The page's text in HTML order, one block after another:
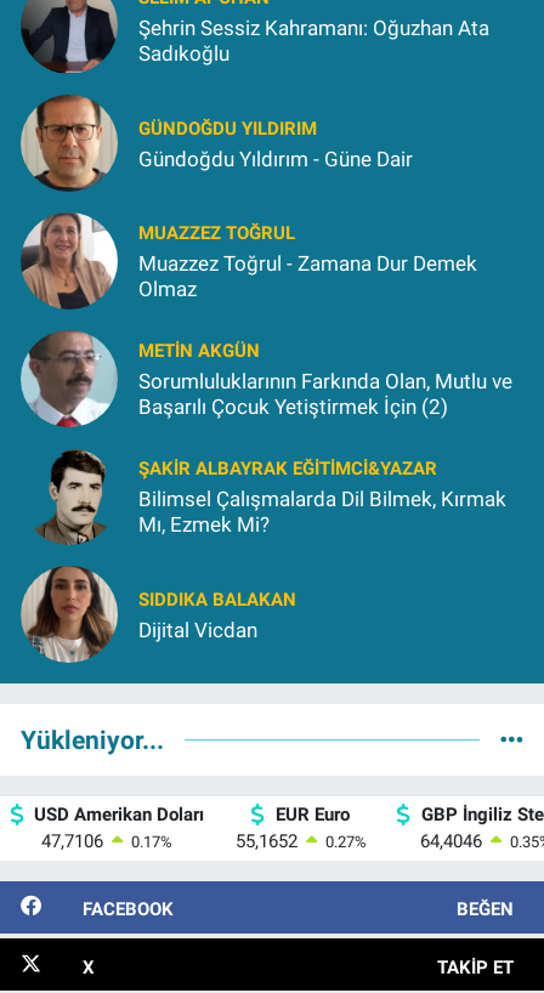
Şehrin Sessiz Kahramanı: Oğuzhan Ata
Sadıkoğlu
GÜNDOĞDU YILDIRIM
Gündoğdu Yıldırım - Güne Dair
MUAZZEZ TOĞRUL
Muazzez Toğrul - Zamana Dur Demek
Olmaz
METIN AKGÜN
Sorumluluklarının Farkında Olan, Mutlu ve
Başarılı Çocuk Yetiştirmek İçin (2)
ŞAKIR ALBAYRAK EĞITIMCI&YAZAR
Bilimsel Çalışmalarda Dil Bilmek, Kırmak
Mı, Ezmek Mi?
SIDDIKA BALAKAN
Dijital Vicdan
Yükleniyor...
USD Amerikan Doları
47,7106
0.17%
EUR Euro
55,1652
0.27%
GBP İngiliz
64,4046
0.35
FACEBOOK BEĞEN
X TAKIP ET